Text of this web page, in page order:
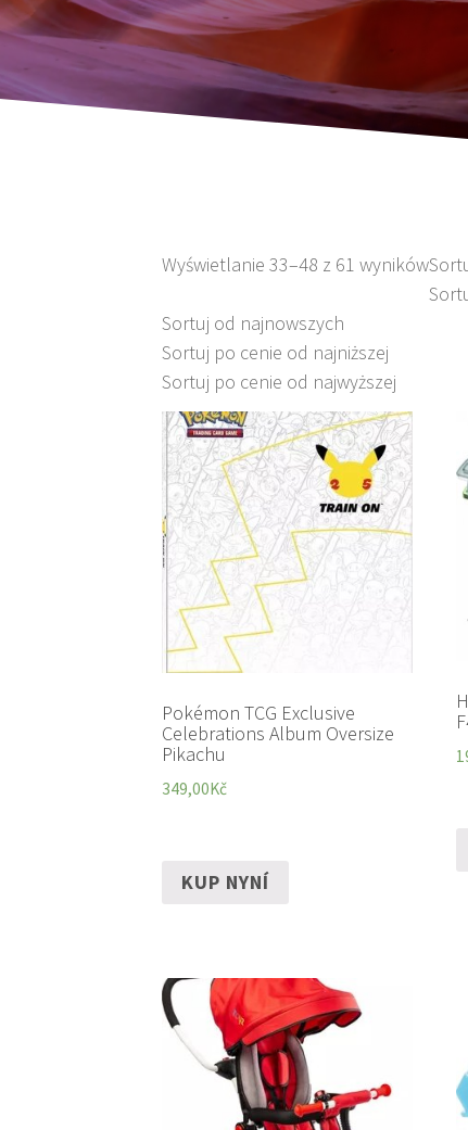
Wyświetlanie 33–48 z 61 wyników
Sortuj od najnowszych
Sortuj po cenie od najniższej
Sortuj po cenie od najwyższej
Pokémon TCG Exclusive
Celebrations Album Oversize
Pikachu
349,00Kč
KUP NYNÍ